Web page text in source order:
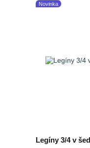
Novinka
Legíny 3/4 v